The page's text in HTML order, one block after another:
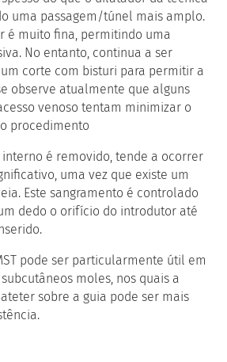
uma passagem/túnel mais amplo.
é muito fina, permitindo uma
No entanto, continua a ser
corte com bisturi para permitir a
observe atualmente que alguns
venoso tentam minimizar o
procedimento
é removido, tende a ocorrer
uma vez que existe um
Este sangramento é controlado
dedo o orifício do introdutor até
pode ser particularmente útil em
moles, nos quais a
sobre a guia pode ser mais